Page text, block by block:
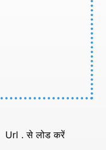
Url . से लोड करें